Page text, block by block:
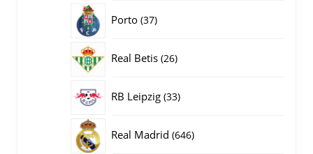
Porto 3737
Real Betis 2626
RB Leipzig 3333
Real Madrid 646646